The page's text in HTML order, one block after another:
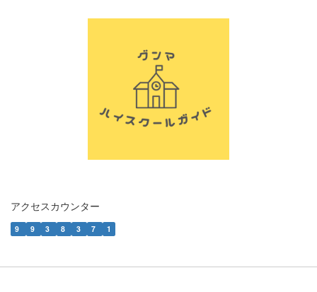
アクセスカウンター
9 9 3 8 3 7 1